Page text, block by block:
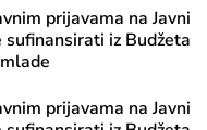
prijavama na Javni
sufinansirati iz Budžeta
prijavama na Javni